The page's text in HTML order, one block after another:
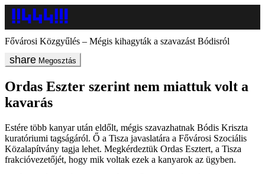
Fővárosi Közgyűlés – Mégis kihagyták a szavazást Bódisról
Megosztás
Ordas Eszter szerint nem miattuk volt a
kavarás
Estére több kanyar után eldőlt, mégis szavazhatnak Bódis Kriszta
kuratóriumi tagságáról. Ő a Tisza javaslatára a Fővárosi Szociális
Közalapítvány tagja lehet. Megkérdeztük Ordas Esztert, a Tisza
frakcióvezetőjét, hogy mik voltak ezek a kanyarok az ügyben.